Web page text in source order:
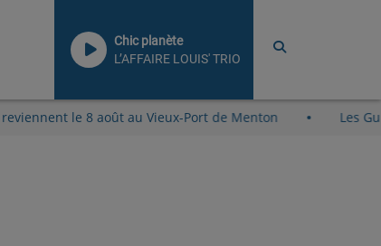
Chic planète
L’AFFAIRE LOUIS' TRIO
à la Plage reviennent le 8 août au Vieux-Port de Menton